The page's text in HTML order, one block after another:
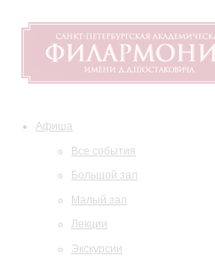
Афиша
Все события
Большой зал
Малый зал
Лекции
Экскурсии